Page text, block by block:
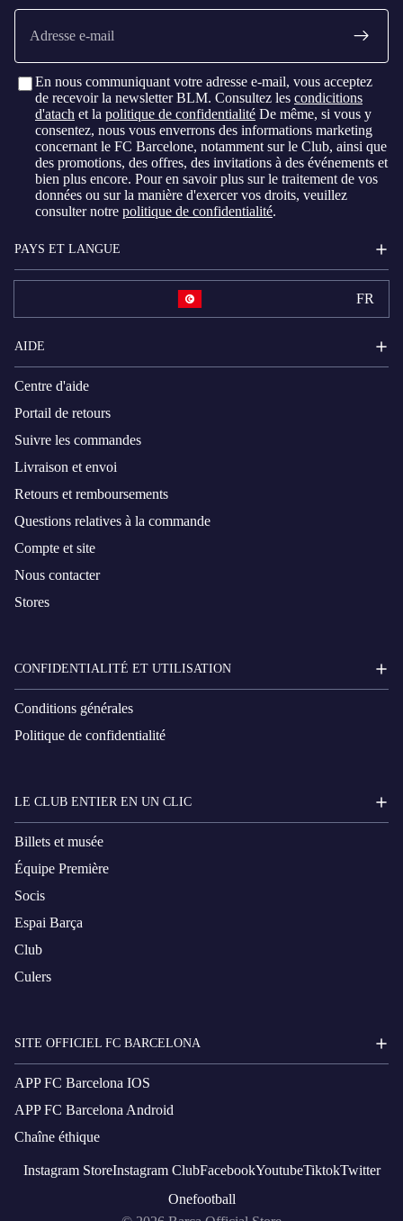
E-
mail
En nous communiquant votre adresse e-mail, vous acceptez
de recevoir la newsletter BLM. Consultez les condicitions
d'atach et la politique de confidentialité De même, si vous y
consentez, nous vous enverrons des informations marketing
concernant le FC Barcelone, notamment sur le Club, ainsi que
des promotions, des offres, des invitations à des événements et
bien plus encore. Pour en savoir plus sur le traitement de vos
données ou sur la manière d'exercer vos droits, veuillez
consulter notre politique de confidentialité.
PAYS ET LANGUE
FR
AIDE
Centre d'aide
Portail de retours
Suivre les commandes
Livraison et envoi
Retours et remboursements
Questions relatives à la commande
Compte et site
Nous contacter
Stores
CONFIDENTIALITÉ ET UTILISATION
Conditions générales
Politique de confidentialité
LE CLUB ENTIER EN UN CLIC
Billets et musée
Équipe Première
Socis
Espai Barça
Club
Culers
SITE OFFICIEL FC BARCELONA
APP FC Barcelona IOS
APP FC Barcelona Android
Chaîne éthique
Instagram StoreInstagram ClubFacebookYoutubeTiktokTwitter
Onefootball